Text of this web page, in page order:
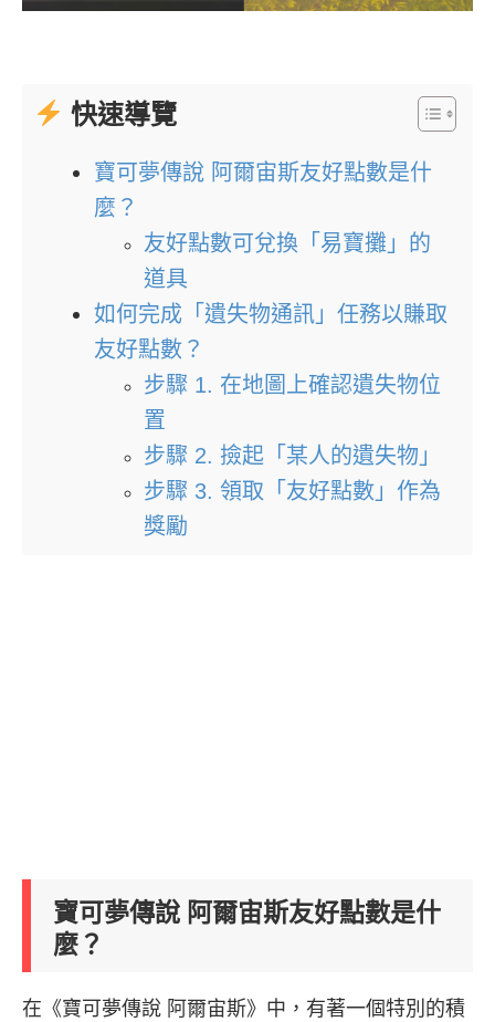
快速導覽
寶可夢傳說 阿爾宙斯友好點數是什
麼？
友好點數可兌換「易寶攤」的
道具
如何完成「遺失物通訊」任務以賺取
友好點數？
步驟 1. 在地圖上確認遺失物位
置
步驟 2. 撿起「某人的遺失物」
步驟 3. 領取「友好點數」作為
獎勵
寶可夢傳說 阿爾宙斯友好點數是什
麼？
在《寶可夢傳說 阿爾宙斯》中，有著一個特別的積